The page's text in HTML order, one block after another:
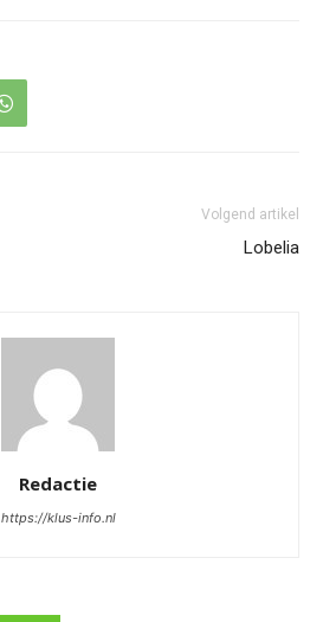
Volgend artikel
Lobelia
Redactie
https://klus-info.nl